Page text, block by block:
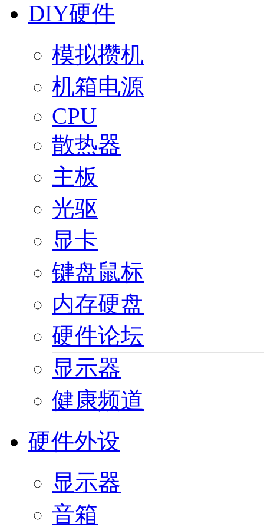
DIY硬件
模拟攒机
机箱电源
CPU
散热器
主板
光驱
显卡
键盘鼠标
内存硬盘
硬件论坛
显示器
健康频道
硬件外设
显示器
音箱